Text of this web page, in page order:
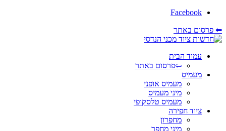
Facebook
⬅ פרסום באתר
עמוד הבית
⇦פרסום באתר
מעמיס
מעמיס אופני
מיני מעמיס
מעמיס טלסקופי
ציוד חפירה
מחפרון
מיני מחפר